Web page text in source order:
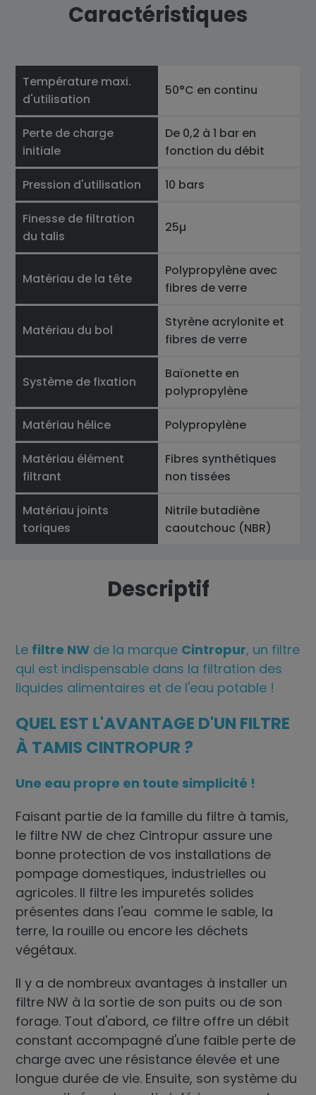
Caractéristiques
Température maxi.
d'utilisation
50°C en continu
Perte de charge
initiale
De 0,2 à 1 bar en
fonction du débit
Pression d'utilisation 10 bars
Finesse de filtration
du talis
25µ
Matériau de la tête
Polypropylène avec
fibres de verre
Matériau du bol
Styrène acrylonite et
fibres de verre
Système de fixation
Baïonette en
polypropylène
Matériau hélice Polypropylène
Matériau élément
filtrant
Fibres synthétiques
non tissées
Matériau joints
toriques
Nitrile butadiène
caoutchouc (NBR)
Descriptif
Le filtre NW de la marque Cintropur, un filtre
qui est indispensable dans la filtration des
liquides alimentaires et de l'eau potable !
QUEL EST L'AVANTAGE D'UN FILTRE
À TAMIS CINTROPUR ?
Une eau propre en toute simplicité !
Faisant partie de la famille du filtre à tamis,
le filtre NW de chez Cintropur assure une
bonne protection de vos installations de
pompage domestiques, industrielles ou
agricoles. Il filtre les impuretés solides
présentes dans l'eau comme le sable, la
terre, la rouille ou encore les déchets
végétaux.
Il y a de nombreux avantages à installer un
filtre NW à la sortie de son puits ou de son
forage. Tout d'abord, ce filtre offre un débit
constant accompagné d'une faible perte de
charge avec une résistance élevée et une
longue durée de vie. Ensuite, son système du